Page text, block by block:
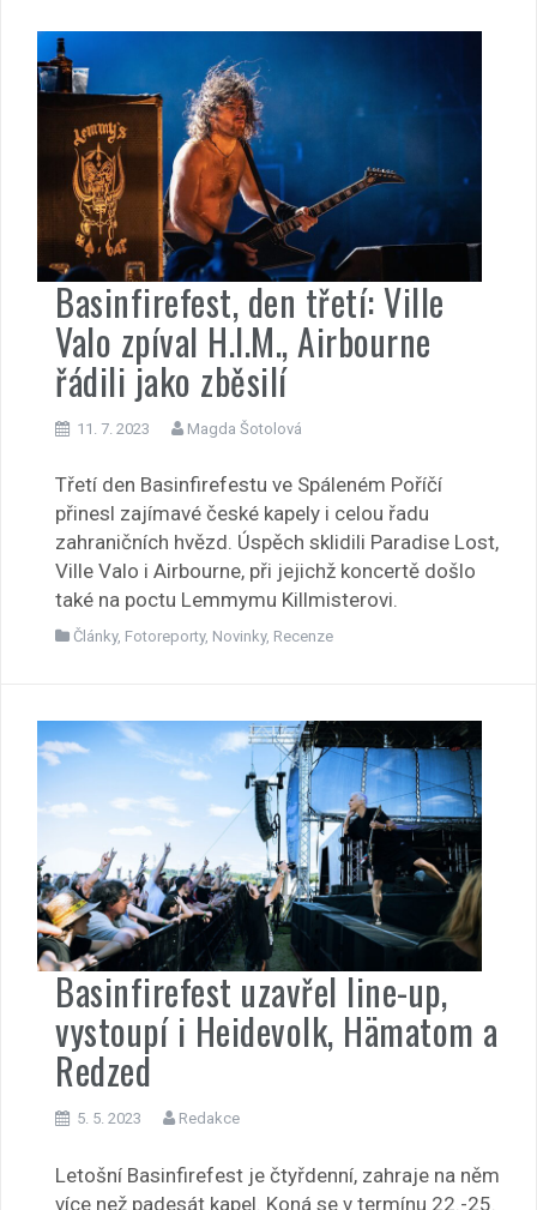
Basinfirefest, den třetí: Ville
Valo zpíval H.I.M., Airbourne
řádili jako zběsilí
11. 7. 2023 Magda Šotolová
Třetí den Basinfirefestu ve Spáleném Poříčí
přinesl zajímavé české kapely i celou řadu
zahraničních hvězd. Úspěch sklidili Paradise Lost,
Ville Valo i Airbourne, při jejichž koncertě došlo
také na poctu Lemmymu Killmisterovi.
Články, Fotoreporty, Novinky, Recenze
Basinfirefest uzavřel line-up,
vystoupí i Heidevolk, Hämatom a
Redzed
5. 5. 2023 Redakce
Letošní Basinfirefest je čtyřdenní, zahraje na něm
více než padesát kapel. Koná se v termínu 22.-25.